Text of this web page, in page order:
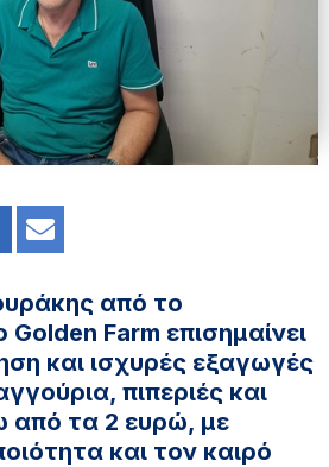
από το
Farm επισημαίνει
και ισχυρές εξαγωγές
πιπεριές και
από τα 2 ευρώ, με
και τον καιρό